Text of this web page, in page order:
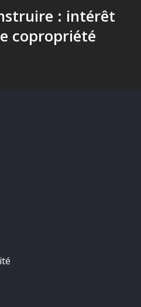
: intérêt
copropriété